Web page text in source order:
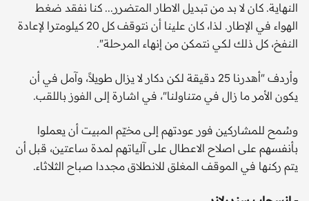
النهاية. كان لا بد من تبديل الاطار المتضرر... كنا نفقد ضغط
الهواء في الإطار. لذا، كان علينا أن نتوقف كل 20 كيلومترا لإعادة
النفخ، كل ذلك لكي نتمكن من إنهاء المرحلة".
وأردف "أهدرنا 25 دقيقة لكن دكار لا يزال طويلاً، وآمل في أن
يكون الأمر ما زال في متناولنا"، في اشارة إلى الفوز باللقب.
وسُمح للمشاركين فور عودتهم إلى مخيّم المبيت أن يعملوا
بأنفسهم على اصلاح الاعطال على آلياتهم لمدة ساعتين، قبل أن
يتم ركنها في الموقف المغلق للانطلاق مجددا صباح الثلاثاء.